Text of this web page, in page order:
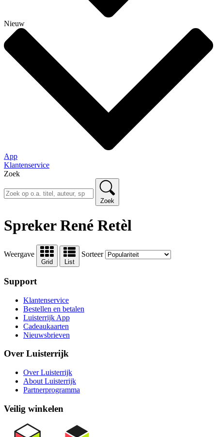
Nieuw
App
Klantenservice
Zoek
Zoek
Spreker René Retèl
Weergave
Grid List
Sorteer
Support
Klantenservice
Bestellen en betalen
Luisterrijk App
Cadeaukaarten
Nieuwsbrieven
Over Luisterrijk
Over Luisterrijk
About Luisterrijk
Partnerprogramma
Veilig winkelen